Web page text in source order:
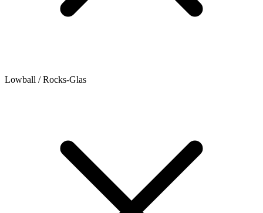
Lowball / Rocks-Glas